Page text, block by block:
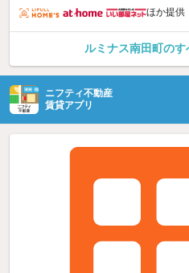
ほか提供
ルミナス南田町の
ニフティ不動産
賃貸アプリ